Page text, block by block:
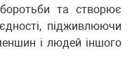
та створює
підживлюючи
і людей іншого